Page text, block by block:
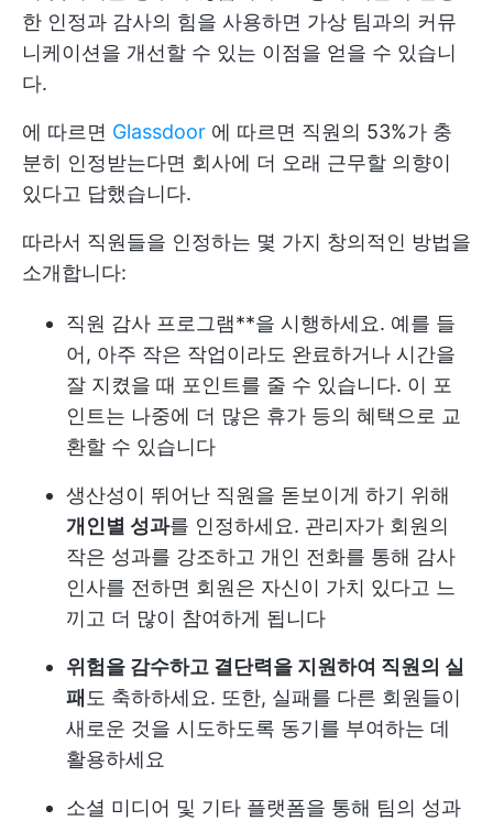
한 인정과 감사의 힘을 사용하면 가상 팀과의 커뮤
니케이션을 개선할 수 있는 이점을 얻을 수 있습니
다.
에 따르면 Glassdoor 에 따르면 직원의 53%가 충
분히 인정받는다면 회사에 더 오래 근무할 의향이
있다고 답했습니다.
따라서 직원들을 인정하는 몇 가지 창의적인 방법을
소개합니다:
직원 감사 프로그램**을 시행하세요. 예를 들
어, 아주 작은 작업이라도 완료하거나 시간을
잘 지켰을 때 포인트를 줄 수 있습니다. 이 포
인트는 나중에 더 많은 휴가 등의 혜택으로 교
환할 수 있습니다
생산성이 뛰어난 직원을 돋보이게 하기 위해
개인별 성과를 인정하세요. 관리자가 회원의
작은 성과를 강조하고 개인 전화를 통해 감사
인사를 전하면 회원은 자신이 가치 있다고 느
끼고 더 많이 참여하게 됩니다
위험을 감수하고 결단력을 지원하여 직원의 실
패 도 축하하세요. 또한, 실패를 다른 회원들이
새로운 것을 시도하도록 동기를 부여하는 데
활용하세요
소셜 미디어 및 기타 플랫폼을 통해 팀의 성과